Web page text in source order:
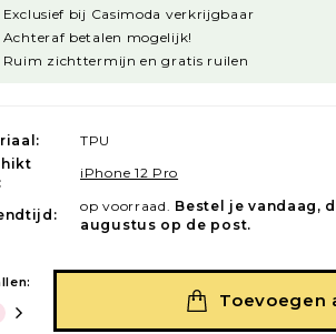
Exclusief bij Casimoda verkrijgbaar
Achteraf betalen mogelijk!
Ruim zichttermijn en gratis ruilen
TPU
iPhone 12 Pro
op voorraad. Bestel je vandaag,
augustus op de post.
Toevoegen